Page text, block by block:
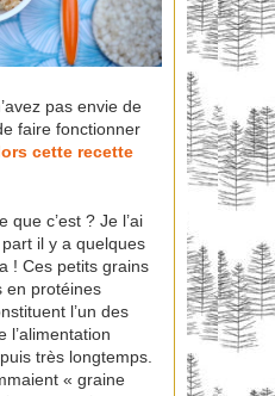
pas envie de
faire fonctionner
cette recette
que c’est ? Je l’ai
il y a quelques
! Ces petits grains
en protéines
l’un des
l’alimentation
très longtemps.
« graine